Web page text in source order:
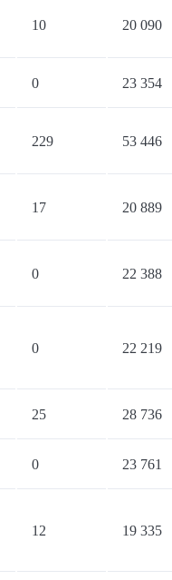
10 20 090
0 23 354
229 53 446
17 20 889
0 22 388
0 22 219
25 28 736
0 23 761
12 19 335